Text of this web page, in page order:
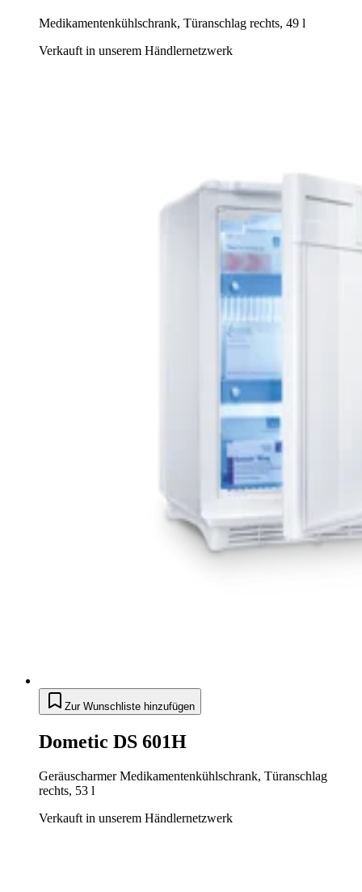
Medikamentenkühlschrank, Türanschlag rechts, 49 l
Verkauft in unserem Händlernetzwerk
Zur Wunschliste hinzufügen
Dometic DS 601H
Geräuscharmer Medikamentenkühlschrank, Türanschlag
rechts, 53 l
Verkauft in unserem Händlernetzwerk